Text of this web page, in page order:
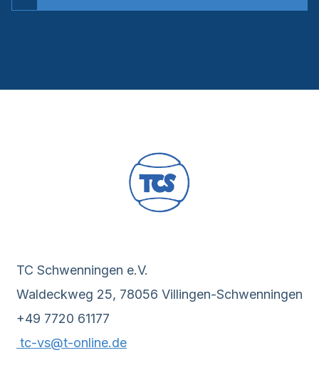
TC Schwenningen e.V.
Waldeckweg 25, 78056 Villingen-Schwenningen
+49 7720 61177
tc-vs@t-online.de